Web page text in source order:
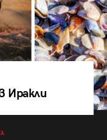
Иракли